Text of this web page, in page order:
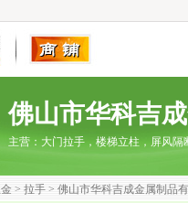
佛山市华科吉
主营： 大门拉手，楼梯立柱，屏风隔
> 拉手 > 佛山市华科吉成金属制品